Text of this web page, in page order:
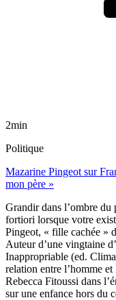
2min
Politique
Mazarine Pingeot sur
mon père »
Grandir dans l’ombre du
fortiori lorsque votre
Pingeot, « fille cachée »
Auteur d’une vingtaine
Inappropriable (ed.
relation entre l’homme
Rebecca Fitoussi dans
sur une enfance hors du